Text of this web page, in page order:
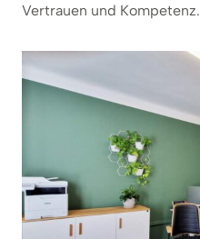
Vertrauen und Kompetenz.